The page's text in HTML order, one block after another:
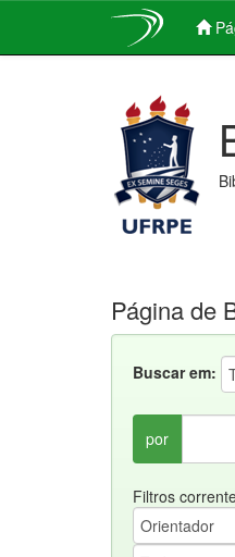
Página de
Buscar em:
por
Filtros